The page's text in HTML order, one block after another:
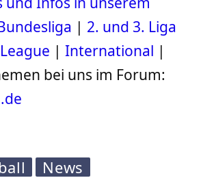
| 2. und 3. Liga
| International |
bei uns im Forum:
News